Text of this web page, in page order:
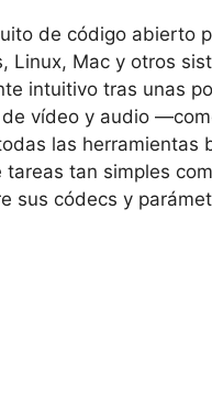
de código abierto
Linux, Mac y otros
intuitivo tras unas
vídeo y audio
las herramientas
tan simples
sus códecs y